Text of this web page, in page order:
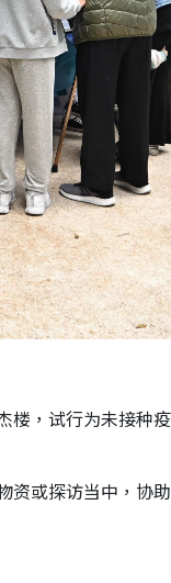
，试行为未接种
或探访当中，协